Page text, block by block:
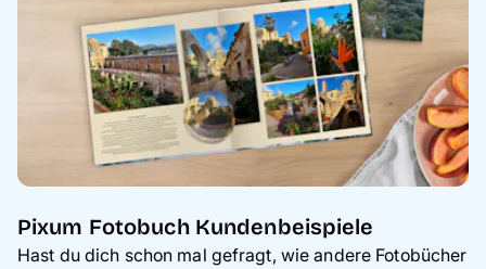
Pixum Fotobuch Kundenbeispiele
Hast du dich schon mal gefragt, wie andere Fotobücher